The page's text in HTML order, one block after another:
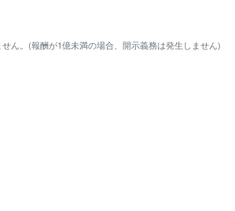
ん。(報酬が1億未満の場合、開示義務は発生しません)